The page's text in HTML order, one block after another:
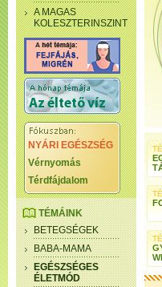
A MAGAS
KOLESZTERINSZINT
NYÁRI EGÉSZSÉG
Vérnyomás
Térdfájdalom
TÉMÁINK
BETEGSÉGEK
BABA-MAMA
EGÉSZSÉGES
ÉLETMÓD